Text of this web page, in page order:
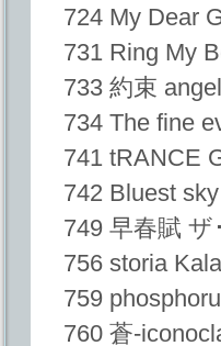
724 My Dear
731 Ring My
733 約束
734 The fine
741 tRANCE
742 Bluest
749 早春賦
756 storia
759
760 蒼-